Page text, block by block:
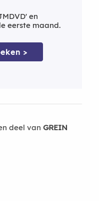
en
eerste maand.
>
deel van GREIN